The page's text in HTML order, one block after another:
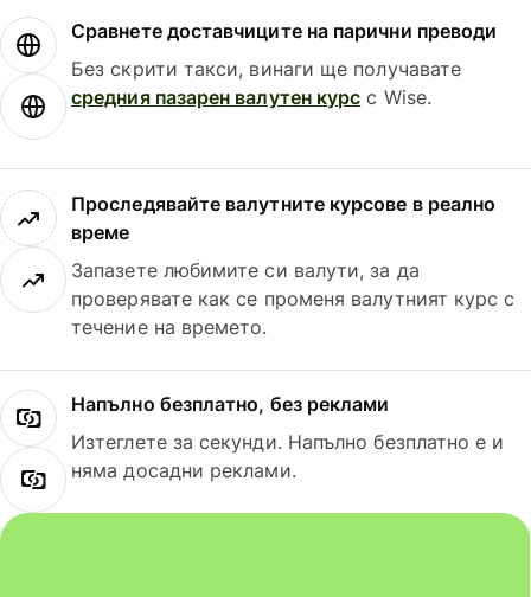
Сравнете доставчиците на парични преводи
Без скрити такси, винаги ще получавате
средния пазарен валутен курс с Wise.
Проследявайте валутните курсове в реално
време
Запазете любимите си валути, за да
проверявате как се променя валутният курс с
течение на времето.
Напълно безплатно, без реклами
Изтеглете за секунди. Напълно безплатно е и
няма досадни реклами.